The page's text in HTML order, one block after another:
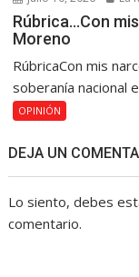
Rúbrica…Con
Moreno
RúbricaCon mis
soberanía nacional
OPINIÓN
DEJA UN
Lo siento, debes
comentario.